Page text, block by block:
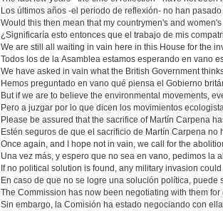
Los últimos años -el periodo de reflexión- no han
Would this then mean that my countrymen's and
¿Significaría esto entonces que el trabajo de mis
We are still all waiting in vain here in this House for the
Todos los de la Asamblea estamos esperando en vano
We have asked in vain what the British Government
Hemos preguntado en vano qué piensa el Gobierno
But if we are to believe the environmental movements,
Pero a juzgar por lo que dicen los movimientos
Please be assured that the sacrifice of Martín Carpena
Estén seguros de que el sacrificio de Martín Carpena no
Once again, and I hope not in vain, we call for the
Una vez más, y espero que no sea en vano, pedimos la
If no political solution is found, any military invasion
En caso de que no se logre una solución política,
The Commission has now been negotiating with them
Sin embargo, la Comisión ha estado negociando con